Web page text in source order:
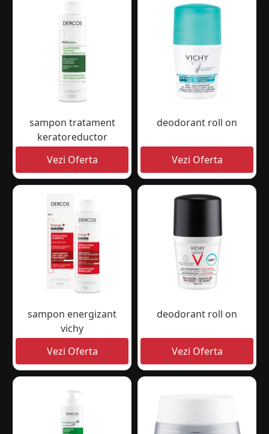
sampon tratament
keratoreductor
deodorant roll on
sampon energizant
vichy
deodorant roll on